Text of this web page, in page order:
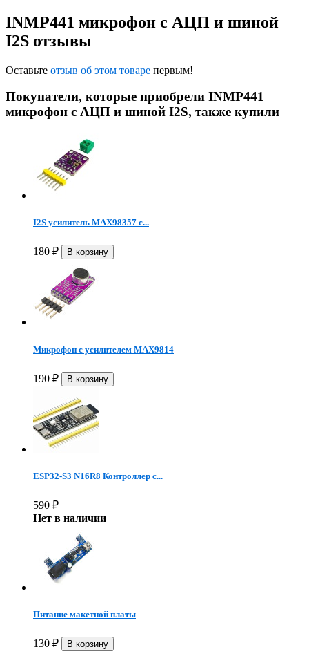
INMP441 микрофон c АЦП и шиной
I2S отзывы
Оставьте отзыв об этом товаре первым!
Покупатели, которые приобрели INMP441
микрофон c АЦП и шиной I2S, также купили
I2S усилитель MAX98357 с...
180 ₽
Микрофон с усилителем MAX9814
190 ₽
ESP32-S3 N16R8 Контроллер с...
590 ₽
Нет в наличии
Питание макетной платы
130 ₽